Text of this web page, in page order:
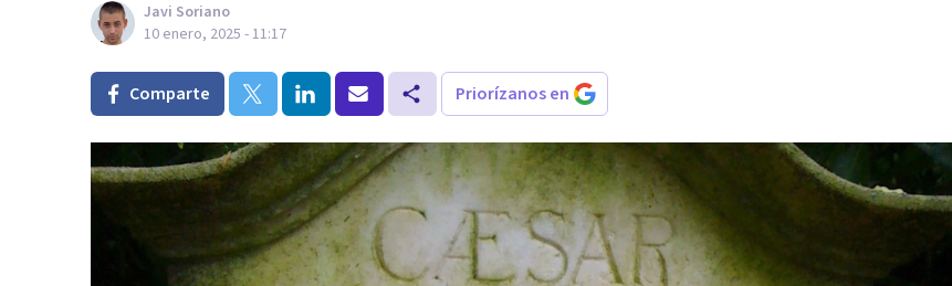
Javi Soriano
10 enero, 2025 - 11:17
Comparte Priorízanos en